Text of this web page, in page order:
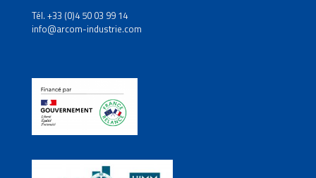
Tél. +33 (0)4 50 03 99 14
info@arcom-industrie.com